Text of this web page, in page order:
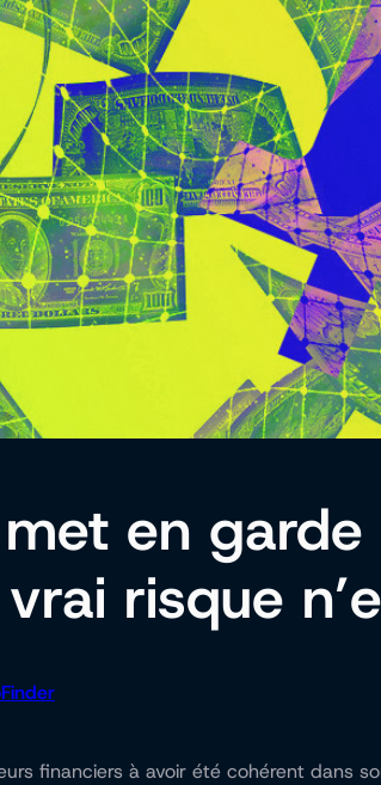
met en
risque
financiers à avoir été cohérent dans